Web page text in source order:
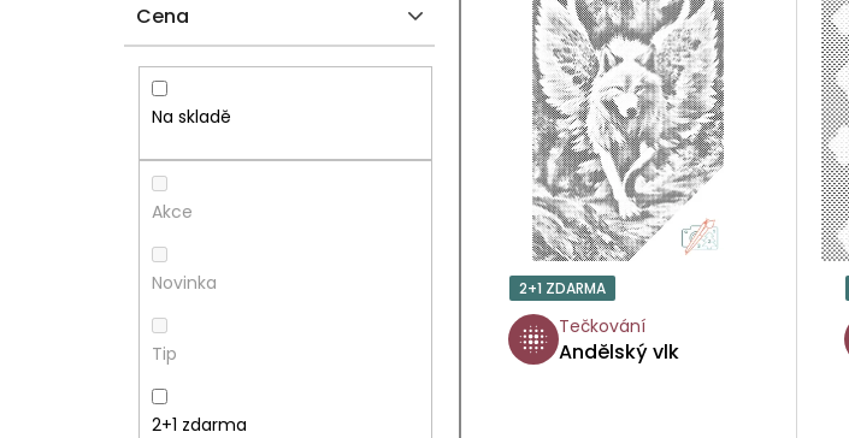
Cena
Na skladě
Akce
Novinka
Tip
2+1 zdarma
2+1 ZDARMA
Tečkování
Andělský vlk